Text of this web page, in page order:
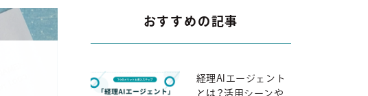
おすすめの記事
経理AIエージェント
とは？活用シーンや